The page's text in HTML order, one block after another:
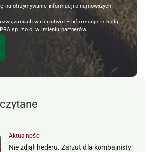
na otrzymywanie informacji o najnowszych
w rolnictwie – informacje te będą
sp. z o.o. w imieniu partnerów.
Aktualności
Nie zdjął hederu. Zarzut dla kombajnisty